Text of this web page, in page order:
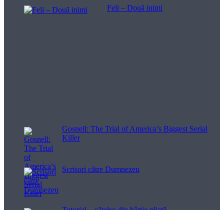
Feli – Două inimi
Gosnell: The Trial of America’s Biggest Serial
Killer
Scrisori către Dumnezeu